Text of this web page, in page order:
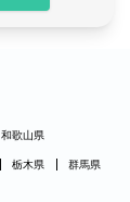
和歌山県
栃木県 群馬県